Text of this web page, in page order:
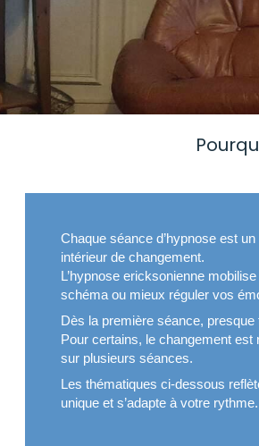
Chaque séance d’hypnose est
intérieur de changement.
L’hypnose ericksonienne
schéma ou mieux réguler vos
Dès la première séance, presque
Pour certains, le changement est
sur plusieurs séances.
Les thématiques ci-dessous
unique et s’adapte à votre rythme.